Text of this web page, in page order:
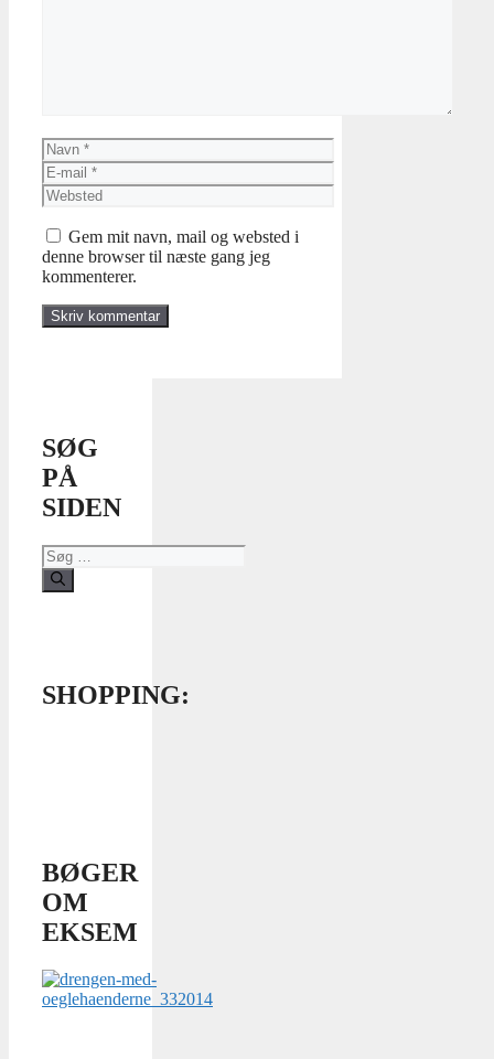
Navn
E-
mail
Websted
Gem mit navn, mail og websted i
denne browser til næste gang jeg
kommenterer.
SØG
PÅ
SIDEN
Søg
efter:
SHOPPING:
BØGER
OM
EKSEM